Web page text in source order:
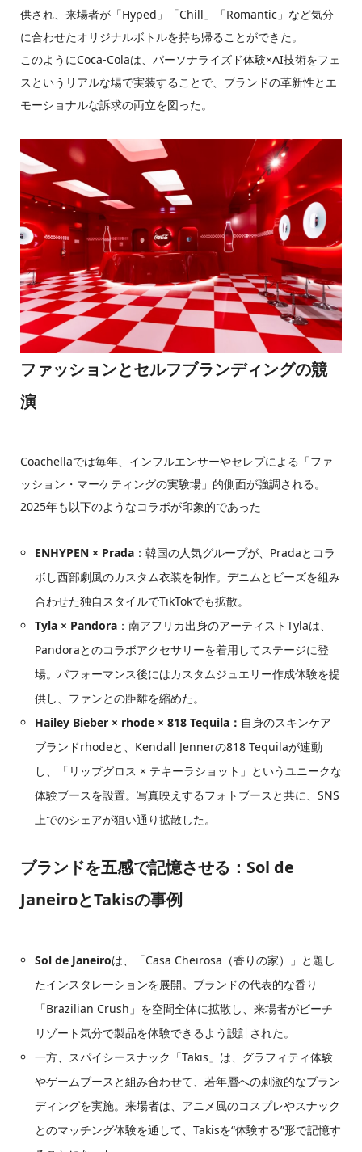
供され、来場者が「Hyped」「Chill」「Romantic」など気分
に合わせたオリジナルボトルを持ち帰ることができた。
このようにCoca-Colaは、パーソナライズド体験×AI技術をフェ
スというリアルな場で実装することで、ブランドの革新性とエ
モーショナルな訴求の両立を図った。
ファッションとセルフブランディングの競
演
Coachellaでは毎年、インフルエンサーやセレブによる「ファ
ッション・マーケティングの実験場」的側面が強調される。
2025年も以下のようなコラボが印象的であった
ENHYPEN × Prada ：韓国の人気グループが、Pradaとコラ
ボし西部劇風のカスタム衣装を制作。デニムとビーズを組み
合わせた独自スタイルでTikTokでも拡散。
Tyla × Pandora ：南アフリカ出身のアーティストTylaは、
Pandoraとのコラボアクセサリーを着用してステージに登
場。パフォーマンス後にはカスタムジュエリー作成体験を提
供し、ファンとの距離を縮めた。
Hailey Bieber × rhode × 818 Tequila： 自身のスキンケア
ブランドrhodeと、Kendall Jennerの818 Tequilaが連動
し、「リップグロス × テキーラショット」というユニークな
体験ブースを設置。写真映えするフォトブースと共に、SNS
上でのシェアが狙い通り拡散した。
ブランドを五感で記憶させる：Sol de
JaneiroとTakisの事例
Sol de Janeiroは、「Casa Cheirosa（香りの家）」と題し
たインスタレーションを展開。ブランドの代表的な香り
「Brazilian Crush」を空間全体に拡散し、来場者がビーチ
リゾート気分で製品を体験できるよう設計された。
一方、スパイシースナック「Takis」は、グラフィティ体験
やゲームブースと組み合わせて、若年層への刺激的なブラン
ディングを実施。来場者は、アニメ風のコスプレやスナック
とのマッチング体験を通して、Takisを“体験する”形で記憶す